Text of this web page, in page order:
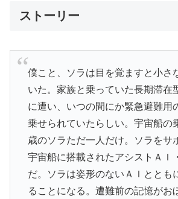
ストーリー
僕こと、ソラは目を覚ますと小さ
いた。家族と乗っていた長期滞在
に遭い、いつの間にか緊急避難用
乗せられていたらしい。宇宙船の
歳のソラただ一人だけ。ソラをサ
宇宙船に搭載されたアシストＡＩ
だ。ソラは姿形のないＡＩととも
ることになる。遭難前の記憶がお